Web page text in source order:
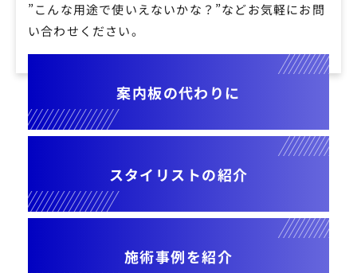
”こんな用途で使いえないかな？”などお気軽にお問
い合わせください。
案内板の代わりに
スタイリストの紹介
施術事例を紹介